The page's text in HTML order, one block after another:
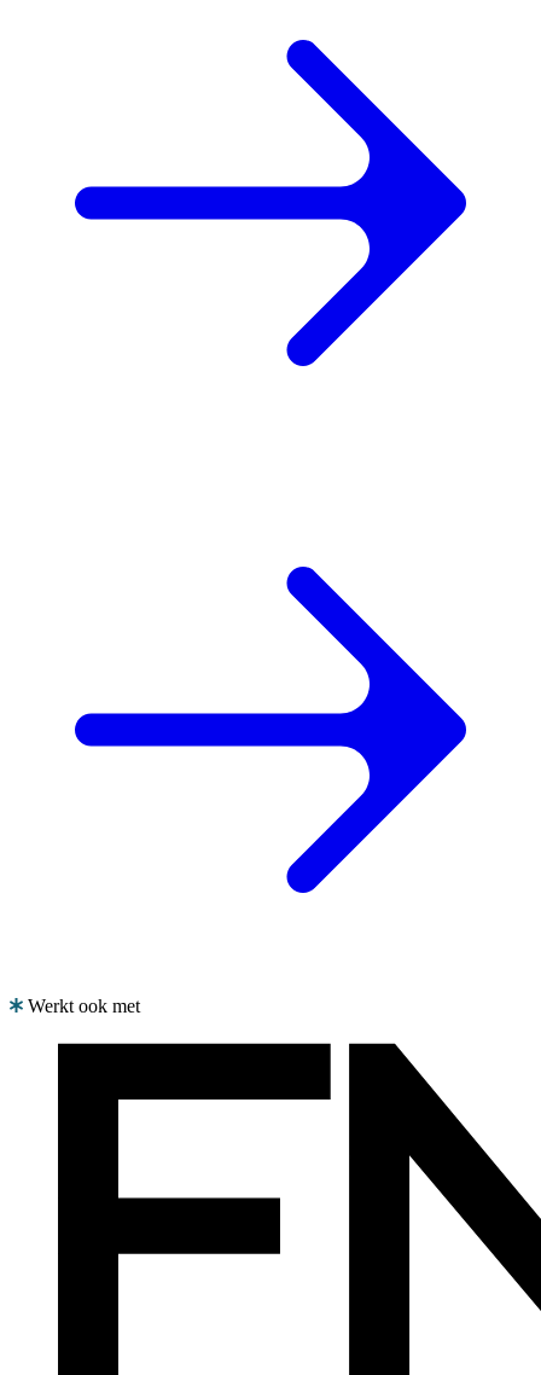
Werkt ook met